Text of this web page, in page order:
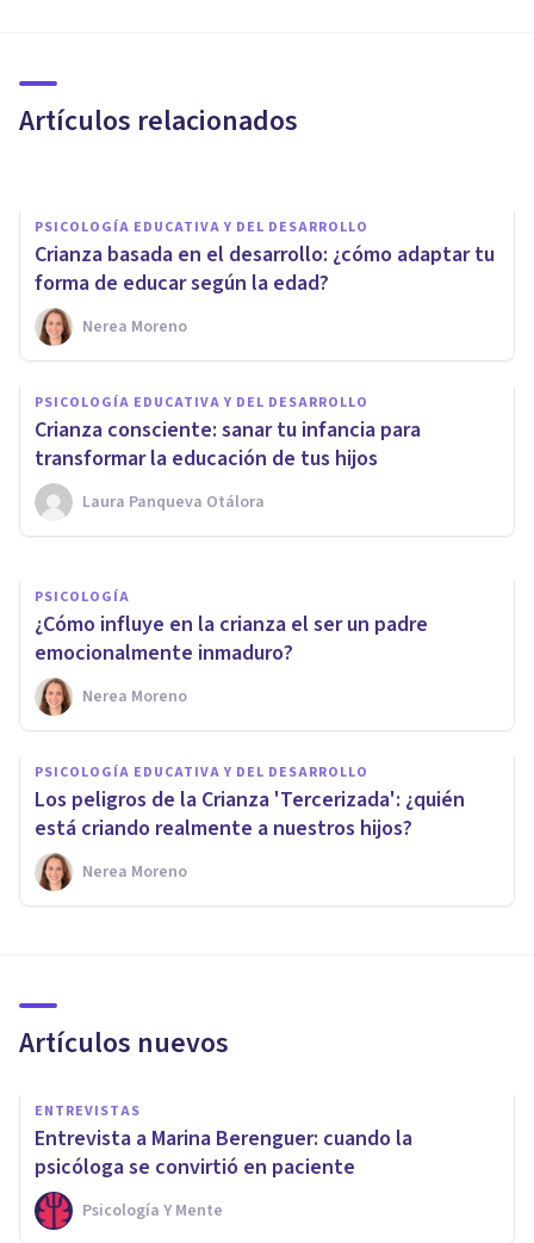
Artículos relacionados
hijo se porte peor contigo
PSICOLOGÍA EDUCATIVA Y DEL DESARROLLO
Crianza basada en el desarrollo: ¿cómo adaptar tu
forma de educar según la edad?
Nerea Moreno
PSICOLOGÍA EDUCATIVA Y DEL DESARROLLO
Crianza consciente: sanar tu infancia para
transformar la educación de tus hijos
Laura Panqueva Otálora
PSICOLOGÍA
Laura Gutman: «La crianza con
apego se ha convertido en un
eslogan»
Rosario Gabino
PSICOLOGÍA
¿Cómo influye en la crianza el ser un padre
emocionalmente inmaduro?
Nerea Moreno
PSICOLOGÍA EDUCATIVA Y DEL DESARROLLO
Los peligros de la Crianza 'Tercerizada': ¿quién
está criando realmente a nuestros hijos?
Nerea Moreno
Artículos nuevos
ENTREVISTAS
Entrevista a Marina Berenguer: cuando la
psicóloga se convirtió en paciente
Psicología Y Mente